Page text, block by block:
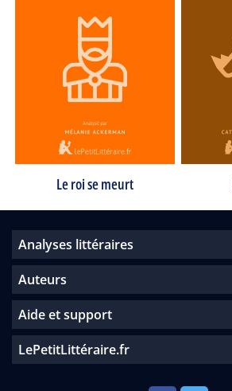
Le roi se meurt
Analyses littéraires
Auteurs
Aide et support
LePetitLittéraire.fr